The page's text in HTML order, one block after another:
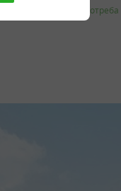
Докладвам за злоупотреба